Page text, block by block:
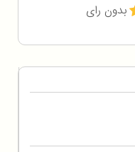
بدون رای